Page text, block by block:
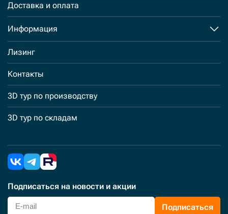
Доставка и оплата
Информация
Лизинг
Контакты
3D тур по производству
3D тур по складам
Подписаться на новости и акции
Подписаться